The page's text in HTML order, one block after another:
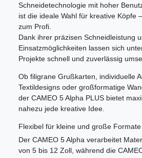
Schneidetechnologie mit hoher
ist die ideale Wahl für kreative Köpfe
zum Profi.
Dank ihrer präzisen Schneidleistung
Einsatzmöglichkeiten lassen sich
Projekte schnell und zuverlässig
Ob filigrane Grußkarten, individuelle
Textildesigns oder großformatige
der CAMEO 5 Alpha PLUS bietet
nahezu jede kreative Idee.
Flexibel für kleine und große Formate
Der CAMEO 5 Alpha verarbeitet
von 5 bis 12 Zoll, während die